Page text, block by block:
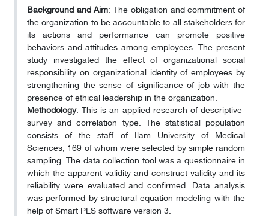
Background and Aim: The obligation and commitment of
the organization to be accountable to all stakeholders for
its actions and performance can promote positive
behaviors and attitudes among employees. The present
study investigated the effect of organizational social
responsibility on organizational identity of employees by
strengthening the sense of significance of job with the
presence of ethical leadership in the organization.
Methodology: This is an applied research of descriptive-
survey and correlation type. The statistical population
consists of the staff of Ilam University of Medical
Sciences, 169 of whom were selected by simple random
sampling. The data collection tool was a questionnaire in
which the apparent validity and construct validity and its
reliability were evaluated and confirmed. Data analysis
was performed by structural equation modeling with the
help of Smart PLS software version 3.